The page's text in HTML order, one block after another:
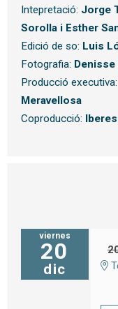
Intepretació: Jorge
Sorolla i Esther
Edició de so: Luis
Fotografia: Denisse
Producció executiva:
Meravellosa
Coproducció:
viernes
20
dic